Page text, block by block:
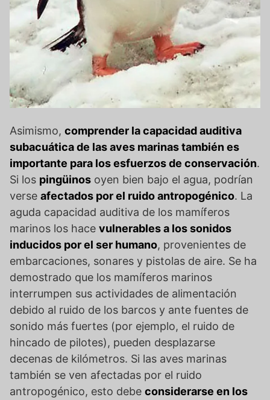
Asimismo, comprender la capacidad auditiva
subacuática de las aves marinas también es
importante para los esfuerzos de conservación.
Si los pingüinos oyen bien bajo el agua, podrían
verse afectados por el ruido antropogénico. La
aguda capacidad auditiva de los mamíferos
marinos los hace vulnerables a los sonidos
inducidos por el ser humano, provenientes de
embarcaciones, sonares y pistolas de aire. Se ha
demostrado que los mamíferos marinos
interrumpen sus actividades de alimentación
debido al ruido de los barcos y ante fuentes de
sonido más fuertes (por ejemplo, el ruido de
hincado de pilotes), pueden desplazarse
decenas de kilómetros. Si las aves marinas
también se ven afectadas por el ruido
antropogénico, esto debe considerarse en los